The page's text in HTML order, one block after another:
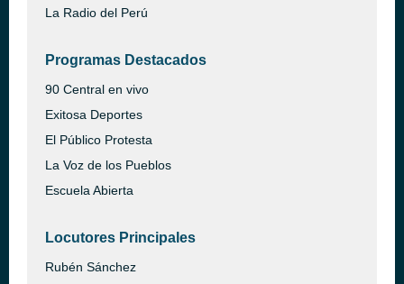
La Radio del Perú
Programas Destacados
90 Central en vivo
Exitosa Deportes
El Público Protesta
La Voz de los Pueblos
Escuela Abierta
Locutores Principales
Rubén Sánchez